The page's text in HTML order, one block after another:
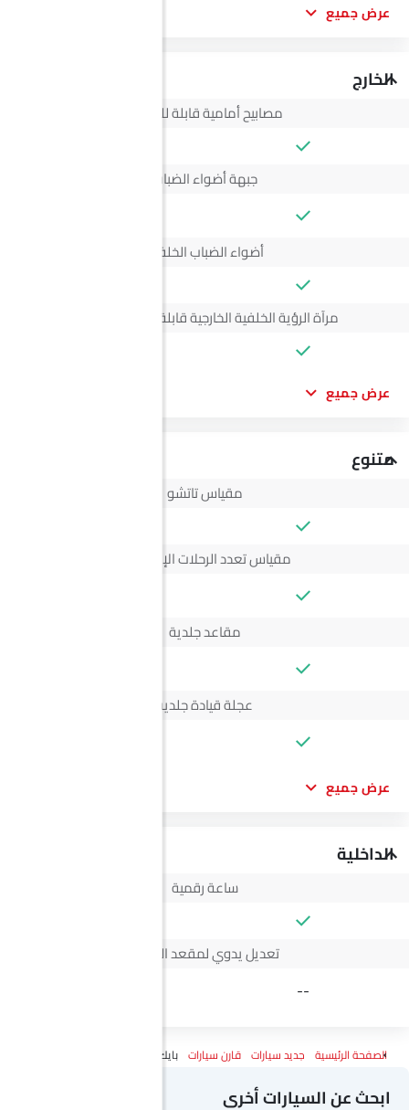
عرض جميع
الخارج
مصابيح أمامية قابلة للتعديل
جبهة أضواء الضباب
أضواء الضباب الخلفية
مرآة الرؤية الخلفية الخارجية قابلة للتعديل كهربائياً
عرض جميع
متنوع
مقياس تاتشو
مقياس تعدد الرحلات الإلكتروني
مقاعد جلدية
عجلة قيادة جلدية
عرض جميع
الداخلية
ساعة رقمية
تعديل يدوي لمقعد السائق
--
الصفحة الرئيسية جديد سيارات قارن سيارات بايك BJ40 F Vs ج إم سي فيجوس
ابحث عن السيارات أخرى